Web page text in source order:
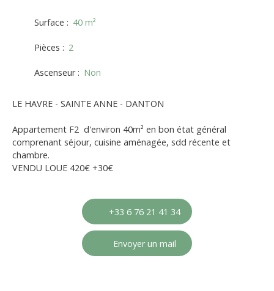
Surface : 40 m²
Pièces : 2
Ascenseur: Non
LE HAVRE - SAINTE ANNE - DANTON
Appartement F2 d'environ 40m² en bon état général
comprenant séjour, cuisine aménagée, sdd récente et
chambre.
VENDU LOUE 420€ +30€
+33 6 76 21 41 34
Envoyer un mail